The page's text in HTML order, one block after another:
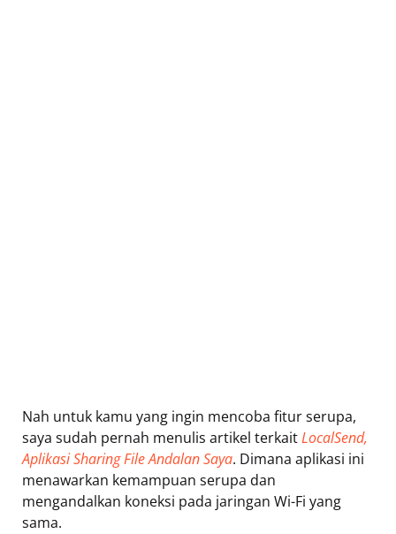
Nah untuk kamu yang ingin mencoba fitur serupa,
saya sudah pernah menulis artikel terkaitLocalSend,
Aplikasi Sharing File Andalan Saya. Dimana aplikasi ini
menawarkan kemampuan serupa dan
mengandalkan koneksi pada jaringan Wi-Fi yang
sama.